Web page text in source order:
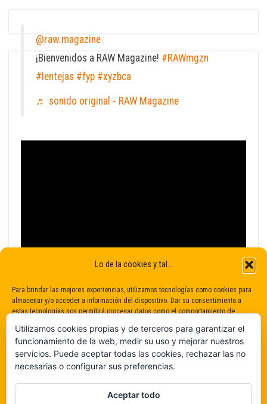
Lo de la cookies y tal...
Para brindar las mejores experiencias, utilizamos tecnologías como cookies para
almacenar y/o acceder a información del dispositivo. Dar su consentimiento a
estas tecnologías nos permitirá procesar datos como el comportamiento de
consentimiento puede afectar negativamente a determinadas características y
funciones.
@raw.magazine
¡Bienvenidos a RAW Magazine! #RAWmgzn
#lentejas #fyp #xyzbca
♬ sonido original - RAW Magazine
Utilizamos cookies propias y de terceros para garantizar el
funcionamiento de la web, medir su uso y mejorar nuestros
servicios. Puede aceptar todas las cookies, rechazar las no
necesarias o configurar sus preferencias.
Aceptar todo